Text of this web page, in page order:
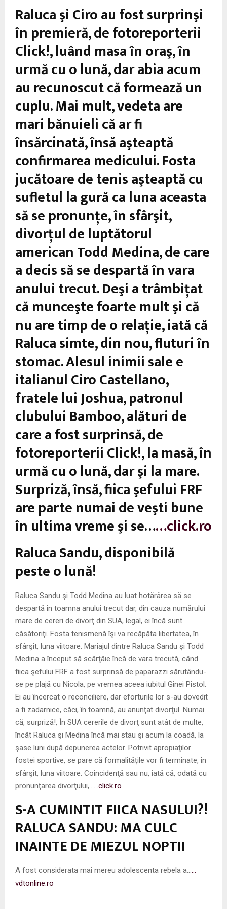
E
N
U
Raluca şi Ciro au fost surprinşi
în premieră, de fotoreporterii
Click!, luând masa în oraş, în
urmă cu o lună, dar abia acum
au recunoscut că formează un
cuplu. Mai mult, vedeta are
mari bănuieli că ar fi
însărcinată, însă aşteaptă
confirmarea medicului. Fosta
jucătoare de tenis aşteaptă cu
sufletul la gură ca luna aceasta
să se pronunţe, în sfârşit,
divorţul de luptătorul
american Todd Medina, de care
a decis să se despartă în vara
anului trecut. Deşi a trâmbiţat
că munceşte foarte mult şi că
nu are timp de o relaţie, iată că
Raluca simte, din nou, fluturi în
stomac. Alesul inimii sale e
italianul Ciro Castellano,
fratele lui Joshua, patronul
clubului Bamboo, alături de
care a fost surprinsă, de
fotoreporterii Click!, la masă, în
urmă cu o lună, dar şi la mare.
Surpriză, însă, fiica şefului FRF
are parte numai de veşti bune
în ultima vreme şi se……click.ro
Raluca Sandu, disponibilă
peste o lună!
Raluca Sandu şi Todd Medina au luat hotărârea să se
despartă în toamna anului trecut dar, din cauza numărului
mare de cereri de divorţ din SUA, legal, ei încă sunt
căsătoriţi. Fosta tenismenă îşi va recăpăta libertatea, în
sfârşit, luna viitoare. Mariajul dintre Raluca Sandu şi Todd
Medina a început să scârţâie încă de vara trecută, când
fiica şefului FRF a fost surprinsă de paparazzi sărutându-
se pe plajă cu Nicola, pe vremea aceea iubitul Ginei Pistol.
Ei au încercat o reconciliere, dar eforturile lor s-au dovedit
a fi zadarnice, căci, în toamnă, au anunţat divorţul. Numai
că, surpriză!, În SUA cererile de divorţ sunt atât de multe,
încât Raluca şi Medina încă mai stau şi acum la coadă, la
şase luni după depunerea actelor. Potrivit apropiaţilor
fostei sportive, se pare că formalităţile vor fi terminate, în
sfârşit, luna viitoare. Coincidenţă sau nu, iată că, odată cu
pronunţarea divorţului,…
…click.ro
S-A CUMINTIT FIICA NASULUI?!
RALUCA SANDU: MA CULC
INAINTE DE MIEZUL NOPTII
A fost considerata mai mereu adolescenta rebela a…
vdtonline.ro